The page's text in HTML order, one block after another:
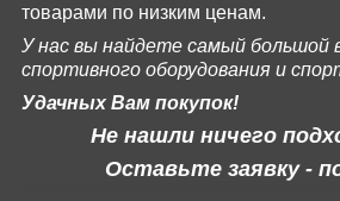
товарами по низким ценам.
У нас вы найдете самый большой
спортивного оборудования и
Удачных Вам покупок!
Не нашли ничего
Оставьте заявку -